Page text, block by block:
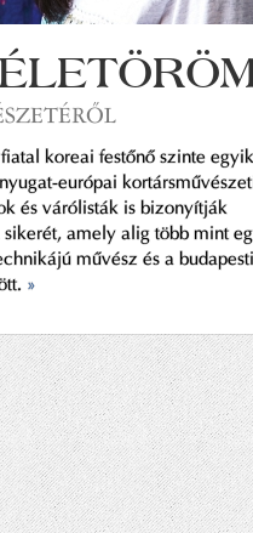
koreai festőnő szinte egyik
európai
és várólisták is bizonyítják
amely alig több mint
művész és a budapesti
»